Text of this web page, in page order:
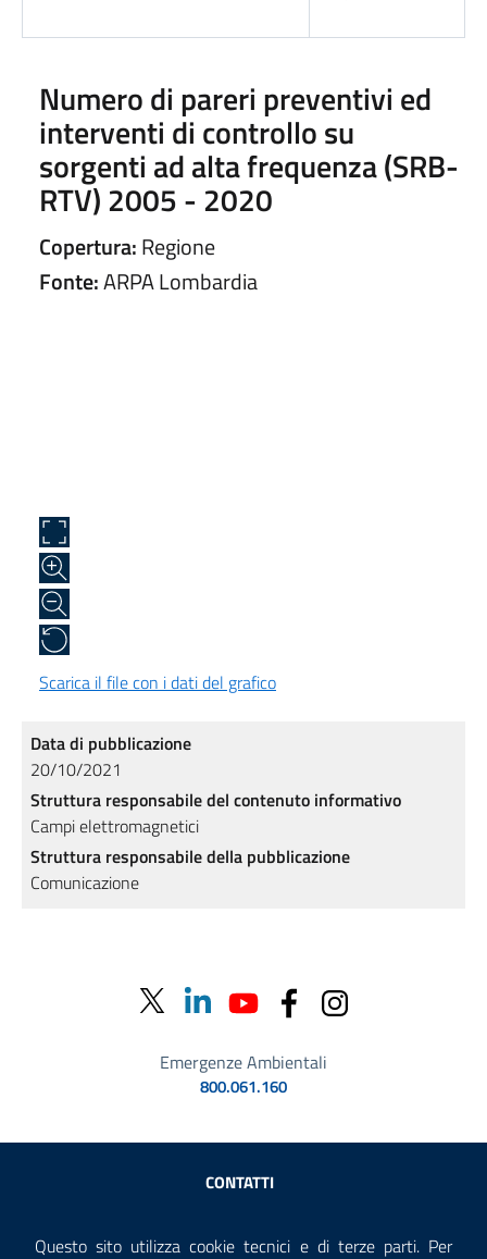
Questo sito utilizza cookie tecnici e di terze parti. Per
Numero di pareri preventivi ed
interventi di controllo su
sorgenti ad alta frequenza (SRB-
RTV) 2005 - 2020
Copertura:Regione
Fonte:ARPA Lombardia
Scarica il file con i dati del grafico
Data di pubblicazione
20/10/2021
Struttura responsabile del contenuto informativo
Campi elettromagnetici
Struttura responsabile della pubblicazione
Comunicazione
Emergenze Ambientali
800.061.160
Sezione Link Utili
CONTATTI